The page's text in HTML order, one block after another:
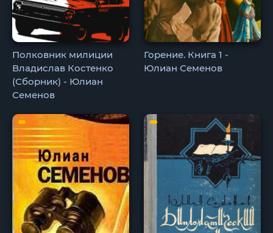
Полковник милиции
Владислав Костенко
(Сборник) - Юлиан
Семенов
Горение. Книга 1 -
Юлиан Семенов